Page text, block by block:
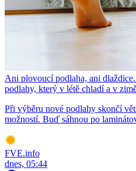
Ani plovoucí podlaha, ani
podlahy, který v létě chladí a v
Při výběru nové podlahy skončí
možností. Buď sáhnou po
FVE.info
dnes, 05:44